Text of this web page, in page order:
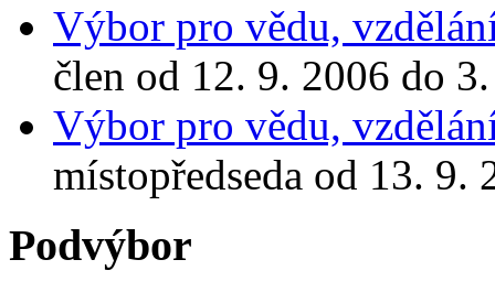
Výbor pro vědu,
člen od 12. 9. 2006 do
Výbor pro vědu,
místopředseda od 13. 9.
Podvýbor